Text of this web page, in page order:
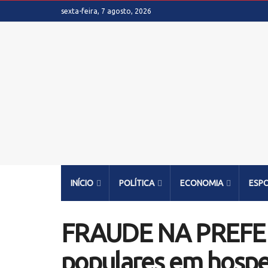
sexta-feira, 7 agosto, 2026
INÍCIO POLÍTICA ECONOMIA
FRAUDE NA
populares em